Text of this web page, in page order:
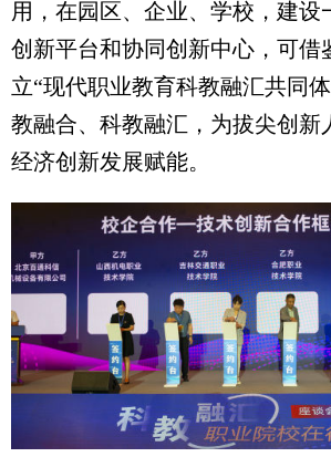
用，在园区、企业、学校，建设
创新平台和协同创新中心，可借
立“现代职业教育科教融汇共同
教融合、科教融汇，为拔尖创新
经济创新发展赋能。